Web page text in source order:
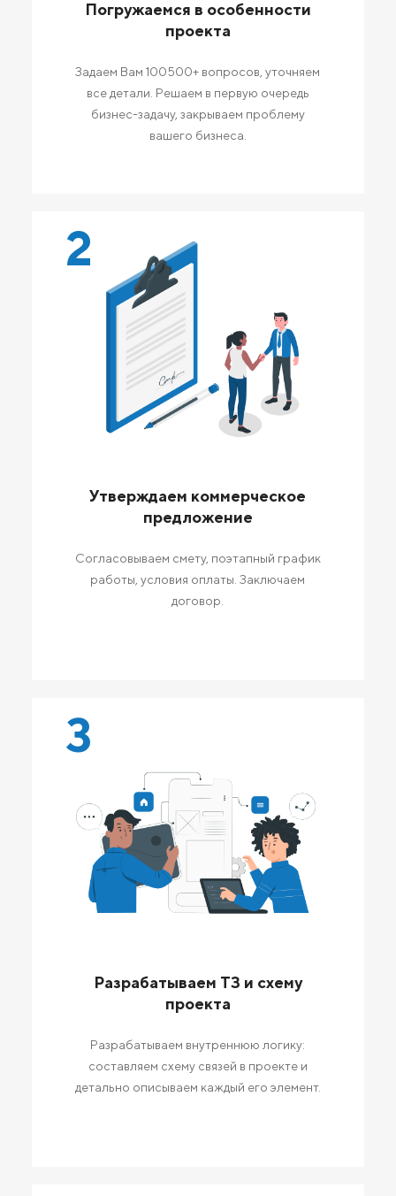
Погружаемся в особенности
проекта
Задаем Вам 100500+ вопросов, уточняем
все детали. Решаем в первую очередь
бизнес-задачу, закрываем проблему
вашего бизнеса.
2
Утверждаем коммерческое
предложение
Согласовываем смету, поэтапный график
работы, условия оплаты. Заключаем
договор.
3
Разрабатываем ТЗ и схему
проекта
Разрабатываем внутреннюю логику:
составляем схему связей в проекте и
детально описываем каждый его элемент.